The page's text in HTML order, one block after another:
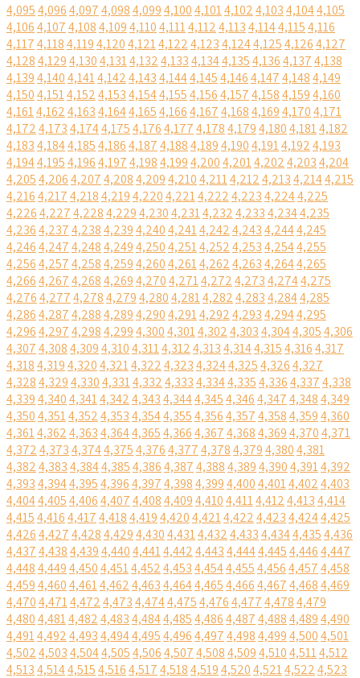
4,0954,0964,0974,0984,0994,1004,1014,1024,1034,1044,105
4,1064,1074,1084,1094,1104,1114,1124,1134,1144,1154,116
4,1174,1184,1194,1204,1214,1224,1234,1244,1254,1264,127
4,1284,1294,1304,1314,1324,1334,1344,1354,1364,1374,138
4,1394,1404,1414,1424,1434,1444,1454,1464,1474,1484,149
4,1504,1514,1524,1534,1544,1554,1564,1574,1584,1594,160
4,1614,1624,1634,1644,1654,1664,1674,1684,1694,1704,171
4,1724,1734,1744,1754,1764,1774,1784,1794,1804,1814,182
4,1834,1844,1854,1864,1874,1884,1894,1904,1914,1924,193
4,1944,1954,1964,1974,1984,1994,2004,2014,2024,2034,204
4,2054,2064,2074,2084,2094,2104,2114,2124,2134,2144,215
4,2164,2174,2184,2194,2204,2214,2224,2234,2244,225
4,2264,2274,2284,2294,2304,2314,2324,2334,2344,235
4,2364,2374,2384,2394,2404,2414,2424,2434,2444,245
4,2464,2474,2484,2494,2504,2514,2524,2534,2544,255
4,2564,2574,2584,2594,2604,2614,2624,2634,2644,265
4,2664,2674,2684,2694,2704,2714,2724,2734,2744,275
4,2764,2774,2784,2794,2804,2814,2824,2834,2844,285
4,2864,2874,2884,2894,2904,2914,2924,2934,2944,295
4,2964,2974,2984,2994,3004,3014,3024,3034,3044,3054,306
4,3074,3084,3094,3104,3114,3124,3134,3144,3154,3164,317
4,3184,3194,3204,3214,3224,3234,3244,3254,3264,327
4,3284,3294,3304,3314,3324,3334,3344,3354,3364,3374,338
4,3394,3404,3414,3424,3434,3444,3454,3464,3474,3484,349
4,3504,3514,3524,3534,3544,3554,3564,3574,3584,3594,360
4,3614,3624,3634,3644,3654,3664,3674,3684,3694,3704,371
4,3724,3734,3744,3754,3764,3774,3784,3794,3804,381
4,3824,3834,3844,3854,3864,3874,3884,3894,3904,3914,392
4,3934,3944,3954,3964,3974,3984,3994,4004,4014,4024,403
4,4044,4054,4064,4074,4084,4094,4104,4114,4124,4134,414
4,4154,4164,4174,4184,4194,4204,4214,4224,4234,4244,425
4,4264,4274,4284,4294,4304,4314,4324,4334,4344,4354,436
4,4374,4384,4394,4404,4414,4424,4434,4444,4454,4464,447
4,4484,4494,4504,4514,4524,4534,4544,4554,4564,4574,458
4,4594,4604,4614,4624,4634,4644,4654,4664,4674,4684,469
4,4704,4714,4724,4734,4744,4754,4764,4774,4784,479
4,4804,4814,4824,4834,4844,4854,4864,4874,4884,4894,490
4,4914,4924,4934,4944,4954,4964,4974,4984,4994,5004,501
4,5024,5034,5044,5054,5064,5074,5084,5094,5104,5114,512
4,5134,5144,5154,5164,5174,5184,5194,5204,5214,5224,523